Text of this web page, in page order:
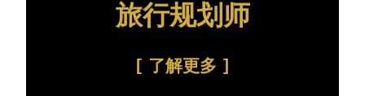
旅行规划师
了解更多